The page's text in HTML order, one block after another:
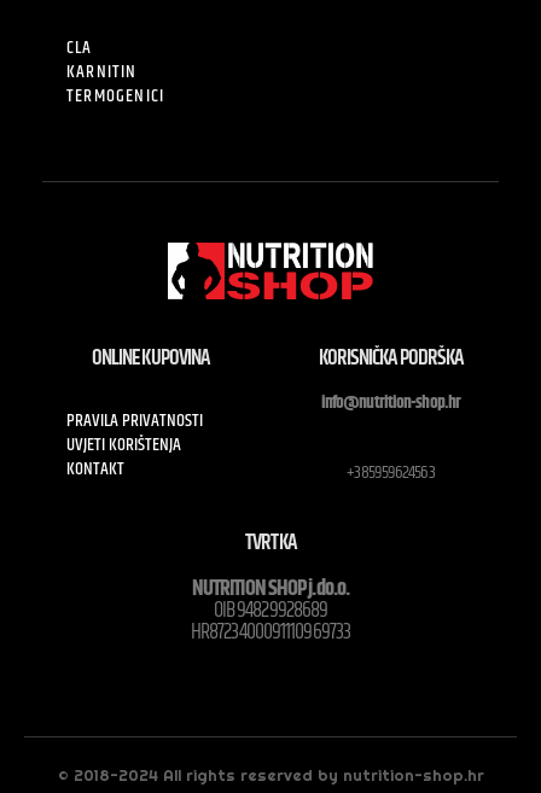
CLA
KARNITIN
TERMOGENICI
ONLINE KUPOVINA
PRAVILA PRIVATNOSTI
UVJETI KORIŠTENJA
KONTAKT
KORISNIČKA PODRŠKA
info@nutrition-shop.hr
+385959624563
TVRTKA
NUTRITION SHOP j.do.o.
OIB 94829928689
HR8723400091110969733
© 2018-2024 All rights reserved by nutrition-shop.hr